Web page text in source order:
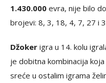
1.430.000 evra, nije bilo
brojevi: 8, 3, 18, 4, 7, 27 i
Džoker igra u 14. kolu
je dobitna kombinacija
sreće u ostalim igrama